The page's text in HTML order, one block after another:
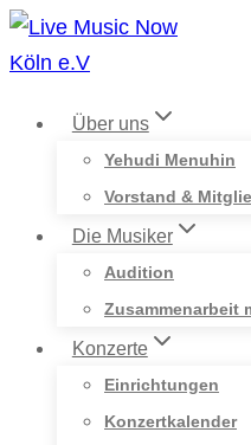
Zum
Inhalt
Über uns
Yehudi Menuhin
Vorstand &
Die Musiker
Audition
Zusammenarbeit
Konzerte
Einrichtungen
Konzertkalender